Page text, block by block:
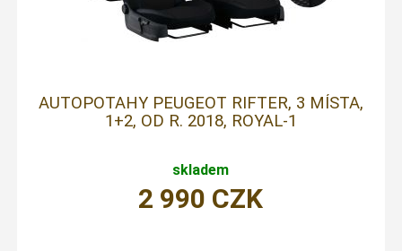
AUTOPOTAHY PEUGEOT RIFTER, 3 MÍSTA,
1+2, OD R. 2018, ROYAL-1
skladem
2 990 CZK